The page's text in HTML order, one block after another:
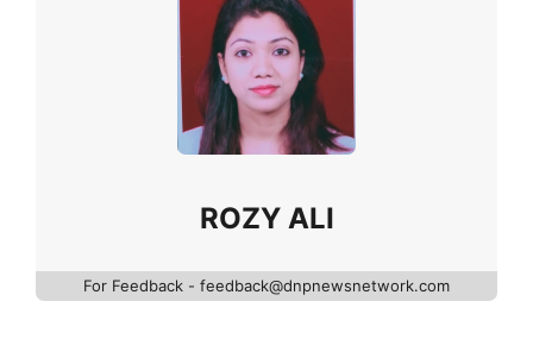
ROZY ALI
For Feedback - feedback@dnpnewsnetwork.com